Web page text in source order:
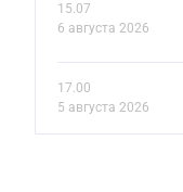
15.07
6 августа 2026
17.00
5 августа 2026